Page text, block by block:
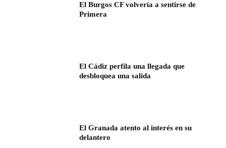
El Burgos CF volvería a sentirse de
Primera
El Cádiz perfila una llegada que
desbloquea una salida
El Granada atento al interés en su
delantero